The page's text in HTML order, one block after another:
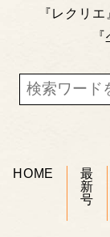
『レクリ
『
HOME
最
新
号